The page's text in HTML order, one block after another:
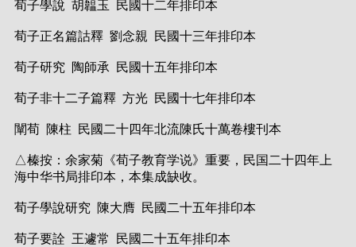
荀子學說 胡韞玉 民國十二年排印本
荀子正名篇詁釋 劉念親 民國十三年排印本
荀子研究 陶師承 民國十五年排印本
荀子非十二子篇釋 方光 民國十七年排印本
闡荀 陳柱 民國二十四年北流陳氏十萬卷樓刊本
△榛按：余家菊《荀子教育学说》重要，民国二十四年上
海中华书局排印本，本集成缺收。
荀子學說研究 陳大膺 民國二十五年排印本
荀子要詮 王遽常 民國二十五年排印本